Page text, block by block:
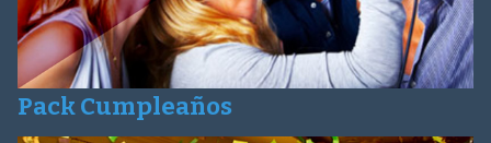
Pack Cumpleaños